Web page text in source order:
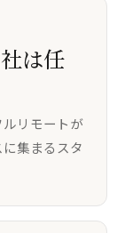
は任
リモートが
集まるスタ